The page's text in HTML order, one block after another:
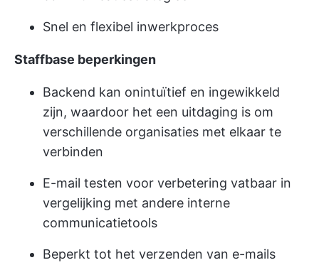
Snel en flexibel inwerkproces
Staffbase beperkingen
Backend kan onintuïtief en ingewikkeld
zijn, waardoor het een uitdaging is om
verschillende organisaties met elkaar te
verbinden
E-mail testen voor verbetering vatbaar in
vergelijking met andere interne
communicatietools
Beperkt tot het verzenden van e-mails